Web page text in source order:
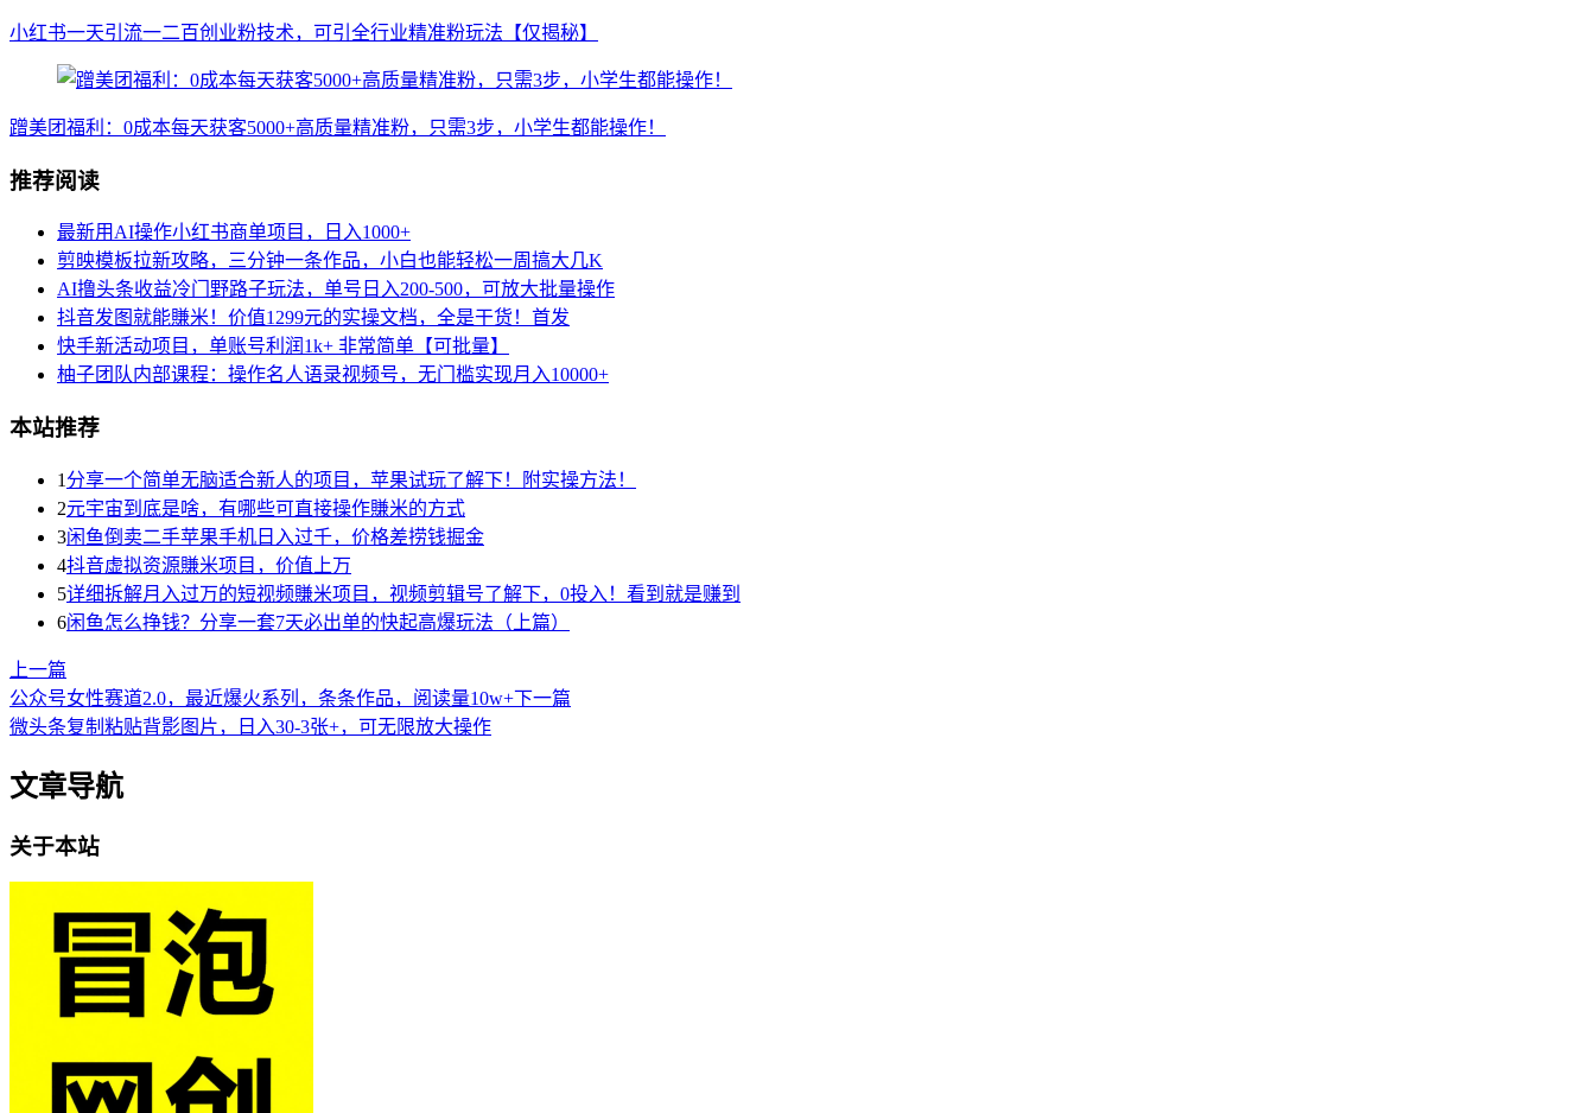
小红书一天引流一二百创业粉技术，可引全行业精准粉玩法【仅揭秘】
蹭美团福利：0成本每天获客5000+高质量精准粉，只需3步，小学生都能操作！
推荐阅读
最新用AI操作小红书商单项目，日入1000+
剪映模板拉新攻略，三分钟一条作品，小白也能轻松一周搞大几K
AI撸头条收益冷门野路子玩法，单号日入200-500，可放大批量操作
抖音发图就能賺米！价值1299元的实操文档，全是干货！首发
快手新活动项目，单账号利润1k+ 非常简单【可批量】
柚子团队内部课程：操作名人语录视频号，无门槛实现月入10000+
本站推荐
1 分享一个简单无脑适合新人的项目，苹果试玩了解下！附实操方法！
2元宇宙到底是啥，有哪些可直接操作賺米的方式
3闲鱼倒卖二手苹果手机日入过千，价格差捞钱掘金
4抖音虚拟资源賺米项目，价值上万
5详细拆解月入过万的短视频賺米项目，视频剪辑号了解下，0投入！看到就是赚到
6闲鱼怎么挣钱？分享一套7天必出单的快起高爆玩法（上篇）
上一篇
公众号⼥性赛道2.0，最近爆⽕系列，条条作品，阅读量10w+下一篇
微头条复制粘贴背影图片，日入30-3张+，可无限放大操作
文章导航
关于本站